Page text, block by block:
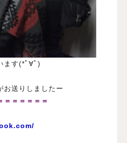
ます(*ﾟ∀ﾟ)
お送りしましたー
＝＝＝＝＝＝